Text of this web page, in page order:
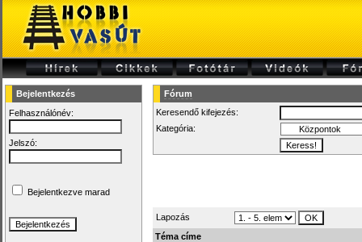
Bejelentkezés
Felhasználónév:
Jelszó:
Bejelentkezve marad
Fórum
Keresendő kifejezés:
Kategória:
Lapozás
Téma címe